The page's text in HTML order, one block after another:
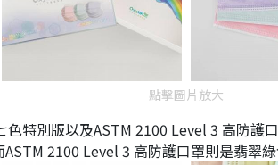
點擊圖片放大
特別版以及ASTM 2100 Level 3 高防護
2100 Level 3 高防護口罩則是翡翠